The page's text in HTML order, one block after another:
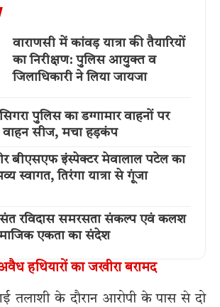
वाराणसी में कांवड़ यात्रा की तैयारियों
का निरीक्षण: पुलिस आयुक्त व
जिलाधिकारी ने लिया जायजा
पुलिस का डग्गामार वाहनों पर
सीज, मचा हड़कंप
बीएसएफ इंस्पेक्टर मेवालाल पटेल का
स्वागत, तिरंगा यात्रा से गूंजा
संत रविदास समरसता संकल्प एवं कलश
एकता का संदेश
हथियारों का जखीरा बरामद
तलाशी के दौरान आरोपी के पास से दो